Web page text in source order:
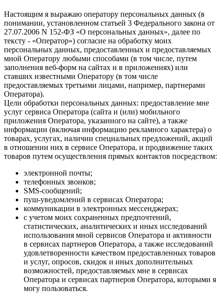
Настоящим я выражаю оператору персональных данных (в
понимании, установленном статьей 3 Федерального закона от
27.07.2006 N 152-ФЗ «О персональных данных», далее по
тексту - «Оператор») согласие на обработку моих
персональных данных, предоставленных и предоставляемых
мной Оператору любыми способами (в том числе, путем
заполнения веб-форм на сайтах и в приложениях) или
ставших известными Оператору (в том числе
предоставляемых третьими лицами, например, партнерами
Оператора).
Цели обработки персональных данных: предоставление мне
услуг сервиса Оператора (сайта и (или) мобильного
приложения Оператора, указанного на сайте), а также
информации (включая информацию рекламного характера) о
товарах, услугах, наличии специальных предложений, акций
в отношении них в сервисе Оператора, и продвижение таких
товаров путем осуществления прямых контактов посредством:
электронной почты;
телефонных звонков;
SMS-сообщений;
пуш-уведомлений в сервисах Оператора;
коммуникации в электронных мессенджерах;
с учетом моих сохраненных предпочтений,
статистических, аналитических и иных исследований
использования мной сервисов Оператора и активности
в сервисах партнеров Оператора, а также исследований
удовлетворенности качеством предоставленных товаров
и услуг, опросов, скидок и иных дополнительных
возможностей, предоставляемых мне в сервисах
Оператора и сервисах партнеров Оператора, которыми я
могу пользоваться.